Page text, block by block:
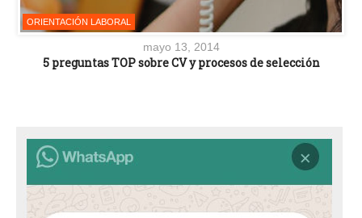
ORIENTACIÓN LABORAL
mayo 13, 2014
5 preguntas TOP sobre CV y procesos de selección